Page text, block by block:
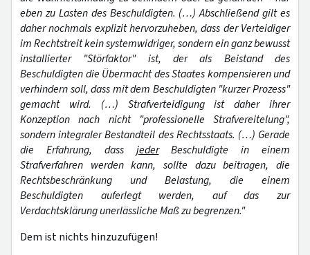
eben zu Lasten des Beschuldigten. (…) Abschließend gilt es
daher nochmals explizit hervorzuheben, dass der Verteidiger
im Rechtstreit kein systemwidriger, sondern ein ganz bewusst
installierter "Störfaktor" ist, der als Beistand des
Beschuldigten die Übermacht des Staates kompensieren und
verhindern soll, dass mit dem Beschuldigten "kurzer Prozess"
gemacht wird. (…) Strafverteidigung ist daher ihrer
Konzeption nach nicht "professionelle Strafvereitelung",
sondern integraler Bestandteil des Rechtsstaats. (…) Gerade
die Erfahrung, dassjederBeschuldigte in einem
Strafverfahren werden kann, sollte dazu beitragen, die
Rechtsbeschränkung und Belastung, die einem
Beschuldigten auferlegt werden, auf das zur
Verdachtsklärung unerlässliche Maß zu begrenzen."
Dem ist nichts hinzuzufügen!